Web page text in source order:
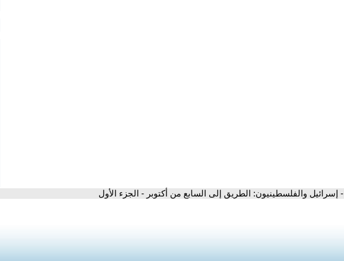
- إسرائيل والفلسطينيون: الطريق إلى السابع من أكتوبر - الجزء الأول